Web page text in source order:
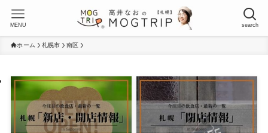
search
MENU
ホーム 札幌市 南区